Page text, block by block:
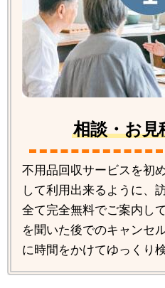
相談・お見
不用品回収サービスを初
して利用出来るように、
全て完全無料でご案内し
を聞いた後でのキャンセ
に時間をかけてゆっくり